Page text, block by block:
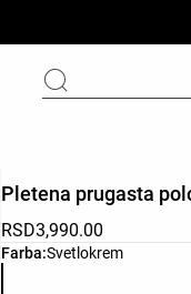
Farba:Svetlokrem
Списак боја
Pletena prugasta
RSD3,990.00